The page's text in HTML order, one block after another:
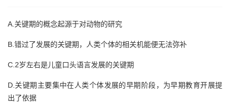
A.关键期的概念起源于对动物的研究
B.错过了发展的关键期，人类个体的相关机能便无法弥补
C.2岁左右是儿童口头语言发展的关键期
D.关键期主要集中在人类个体发展的早期阶段，为早期教育开展提
出了依据